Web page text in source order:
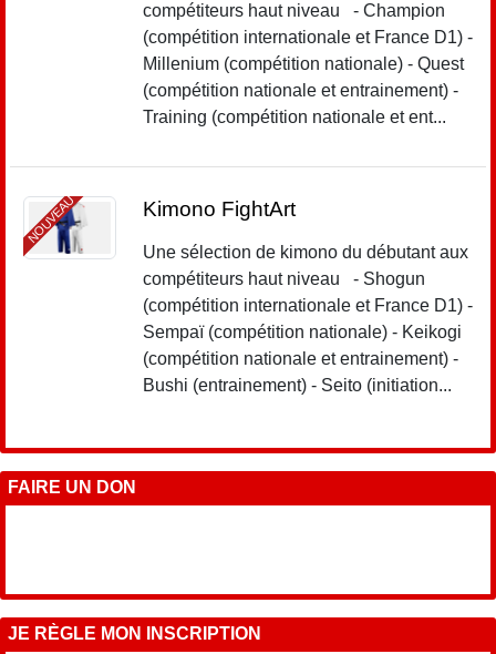
compétiteurs haut niveau - Champion
(compétition internationale et France D1) -
Millenium (compétition nationale) - Quest
(compétition nationale et entrainement) -
Training (compétition nationale et ent...
NOUVEAU Kimono FightArt
Une sélection de kimono du débutant aux
compétiteurs haut niveau - Shogun
(compétition internationale et France D1) -
Sempaï (compétition nationale) - Keikogi
(compétition nationale et entrainement) -
Bushi (entrainement) - Seito (initiation...
FAIRE UN DON
JE RÈGLE MON INSCRIPTION